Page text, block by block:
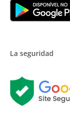
La seguridad